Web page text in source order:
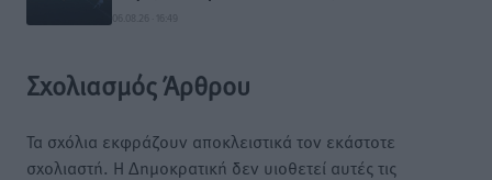
06.08.26 · 16:49
Σχολιασμός Άρθρου
Τα σχόλια εκφράζουν αποκλειστικά τον εκάστοτε
σχολιαστή. Η Δημοκρατική δεν υιοθετεί αυτές τις